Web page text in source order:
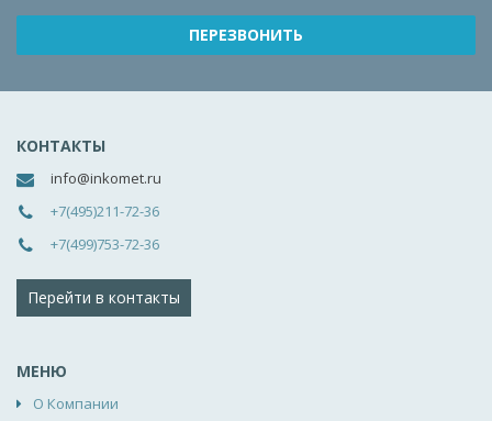
КОНТАКТЫ
info@inkomet.ru
+7(495)211-72-36
+7(499)753-72-36
Перейти в контакты
МЕНЮ
О Компании